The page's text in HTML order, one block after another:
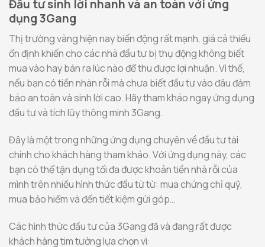
Đầu tư sinh lời nhanh và an toàn với ứng
dụng 3Gang
Thị trường vàng hiện nay biến động rất mạnh, giá cả thiếu
ổn định khiến cho các nhà đầu tư bị thụ động không biết
mua vào hay bán ra lúc nào để thu được lợi nhuận. Vì thế,
nếu bạn có tiền nhàn rỗi mà chưa biết đầu tư vào đâu đảm
bảo an toàn và sinh lời cao. Hãy tham khảo ngay ứng dụng
đầu tư và tích lũy thông minh 3Gang.
Đây là một trong những ứng dụng chuyên về đầu tư tài
chính cho khách hàng tham khảo. Với ứng dụng này, các
bạn có thể tận dụng tối đa được khoản tiền nhà rỗi của
mình trên nhiều hình thức đầu từ từ: mua chứng chỉ quỹ,
mua bảo hiểm và đến tiết kiệm gửi góp…
Các hình thức đầu tư của 3Gang đã và đang rất được
khách hàng tim tưởng lựa chọn vì: